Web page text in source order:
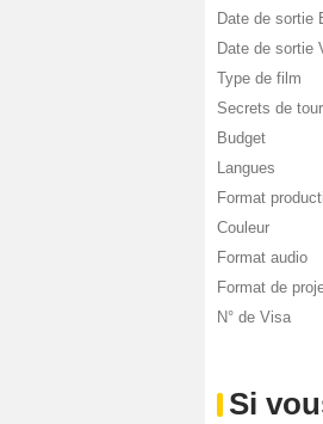
Date de sortie
Date de sortie
Type de film
Secrets de
Budget
Langues
Format
Couleur
Format audio
Format de
N° de Visa
Si